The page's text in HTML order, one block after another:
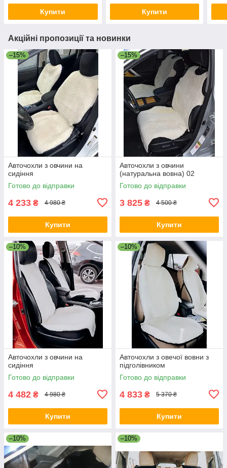
Купити Купити
Акційні пропозиції та новинки
–15%
Авточохли з овчини на
сидіння
Готово до відправки
4 233 ₴ 4 980 ₴
Купити
–15%
Авточохли з овчини
(натуральна вовна) 02
Готово до відправки
3 825 ₴ 4 500 ₴
Купити
–10%
Авточохли з овчини на
сидіння
Готово до відправки
4 482 ₴ 4 980 ₴
Купити
–10%
Авточохли з овечої вовни з
підголівником
Готово до відправки
4 833 ₴ 5 370 ₴
Купити
–10% –10%